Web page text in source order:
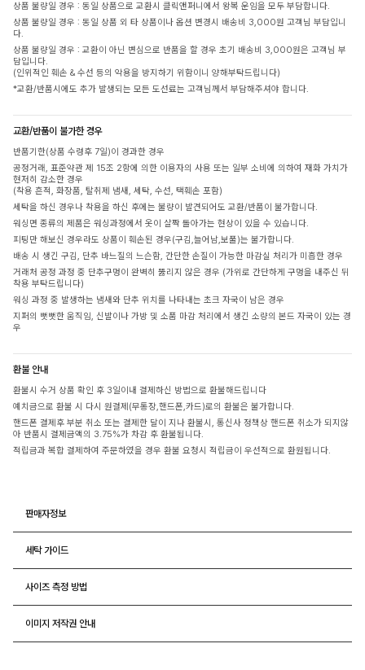
상품 불량일 경우 : 동일 상품으로 교환시 클릭앤퍼니에서 왕복 운임을 모두 부담합니다.
상품 불량일 경우 : 동일 상품 외 타 상품이나 옵션 변경시 배송비 3,000원 고객님 부담입니
다.
상품 불량일 경우 : 교환이 아닌 변심으로 반품을 할 경우 초기 배송비 3,000원은 고객님 부
담입니다.
(인위적인 훼손 & 수선 등의 악용을 방지하기 위함이니 양해부탁드립니다)
*교환/반품시에도 추가 발생되는 모든 도선료는 고객님께서 부담해주셔야 합니다.
교환/반품이 불가한 경우
반품기한(상품 수령후 7일)이 경과한 경우
공정거래, 표준약관 제 15조 2항에 의한 이용자의 사용 또는 일부 소비에 의하여 재화 가치가
현저히 감소한 경우
(착용 흔적, 화장품, 탈취제 냄새, 세탁, 수선, 택훼손 포함)
세탁을 하신 경우나 착용을 하신 후에는 불량이 발견되어도 교환/반품이 불가합니다.
워싱면 종류의 제품은 워싱과정에서 옷이 살짝 돌아가는 현상이 있을 수 있습니다.
피팅만 해보신 경우라도 상품이 훼손된 경우(구김,늘어남,보풀)는 불가합니다.
배송 시 생긴 구김, 단추 바느질의 느슨함, 간단한 손질이 가능한 마감실 처리가 미흡한 경우
거래처 공정 과정 중 단추구멍이 완벽히 뚫리지 않은 경우 (가위로 간단하게 구멍을 내주신 뒤
착용 부탁드립니다)
워싱 과정 중 발생하는 냄새와 단추 위치를 나타내는 초크 자국이 남은 경우
지퍼의 뻣뻣한 움직임, 신발이나 가방 및 소품 마감 처리에서 생긴 소량의 본드 자국이 있는 경
우
환불 안내
환불시 수거 상품 확인 후 3일이내 결제하신 방법으로 환불해드립니다
예치금으로 환불 시 다시 원결제(무통장,핸드폰,카드)로의 환불은 불가합니다.
핸드폰 결제후 부분 취소 또는 결제한 달이 지나 환불시, 통신사 정책상 핸드폰 취소가 되지않
아 반품시 결제금액의 3.75%가 차감 후 환불됩니다.
적립금과 복합 결제하여 주문하였을 경우 환불 요청시 적립금이 우선적으로 환원됩니다.
판매자정보
세탁 가이드
사이즈 측정 방법
이미지 저작권 안내